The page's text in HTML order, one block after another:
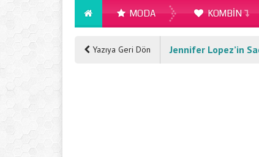
MODA KOMBIN
Yazıya Geri Dön Jennifer Lopez’in